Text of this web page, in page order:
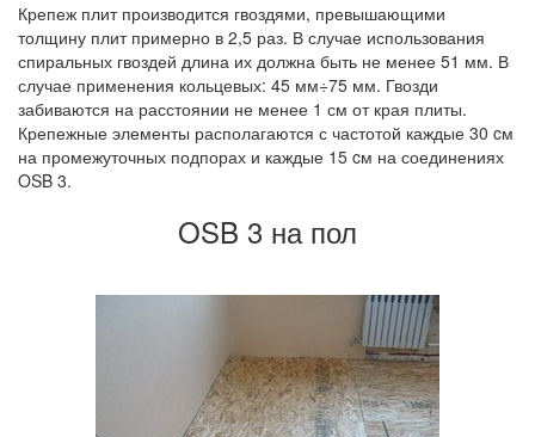
Крепеж плит производится гвоздями, превышающими
толщину плит примерно в 2,5 раз. В случае использования
спиральных гвоздей длина их должна быть не менее 51 мм. В
случае применения кольцевых: 45 мм÷75 мм. Гвозди
забиваются на расстоянии не менее 1 см от края плиты.
Крепежные элементы располагаются с частотой каждые 30 cм
на промежуточных подпорах и каждые 15 cм на соединениях
OSB 3.
OSB 3 на пол